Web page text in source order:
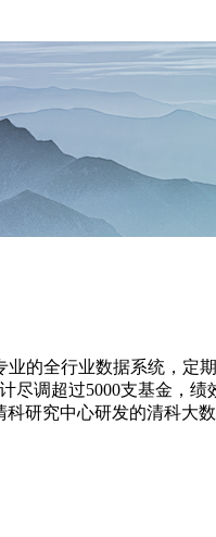
的全行业数据系统，定
调超过5000支基金，
研究中心研发的清科大